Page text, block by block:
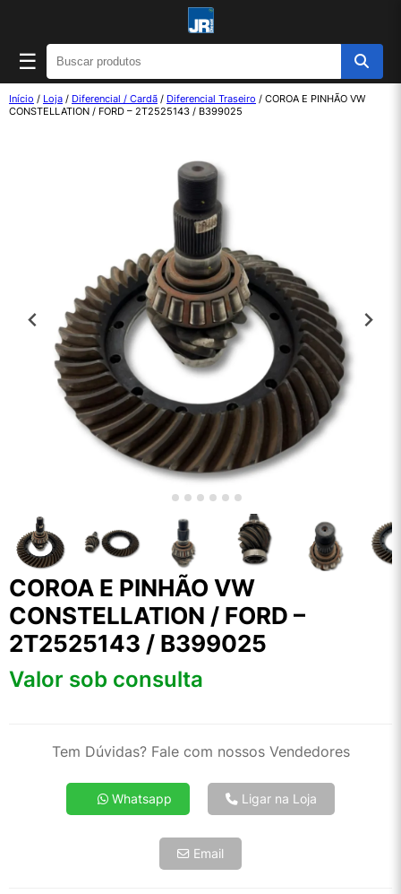
☰
Início / Loja / Diferencial / Cardã / Diferencial Traseiro / COROA E PINHÃO VW
CONSTELLATION / FORD – 2T2525143 / B399025
COROA E PINHÃO VW
CONSTELLATION / FORD –
2T2525143 / B399025
Valor sob consulta
Tem Dúvidas? Fale com nossos Vendedores
Whatsapp Ligar na Loja
Email